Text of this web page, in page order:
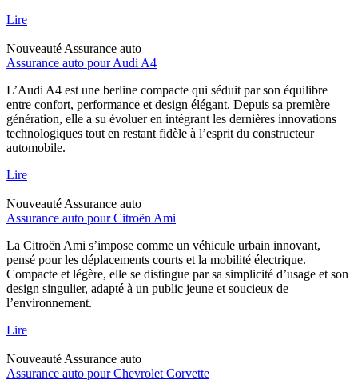
Lire
Nouveauté Assurance auto
Assurance auto pour Audi A4
L’Audi A4 est une berline compacte qui séduit par son équilibre
entre confort, performance et design élégant. Depuis sa première
génération, elle a su évoluer en intégrant les dernières innovations
technologiques tout en restant fidèle à l’esprit du constructeur
automobile.
Lire
Nouveauté Assurance auto
Assurance auto pour Citroën Ami
La Citroën Ami s’impose comme un véhicule urbain innovant,
pensé pour les déplacements courts et la mobilité électrique.
Compacte et légère, elle se distingue par sa simplicité d’usage et son
design singulier, adapté à un public jeune et soucieux de
l’environnement.
Lire
Nouveauté Assurance auto
Assurance auto pour Chevrolet Corvette